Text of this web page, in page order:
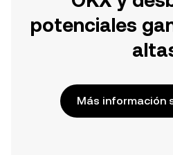
potenciales
Más información